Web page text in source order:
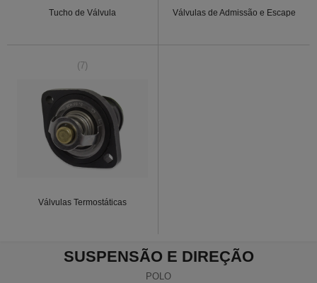
Tucho de Válvula Válvulas de Admissão e Escape
(7)
Válvulas Termostáticas
SUSPENSÃO E DIREÇÃO
POLO